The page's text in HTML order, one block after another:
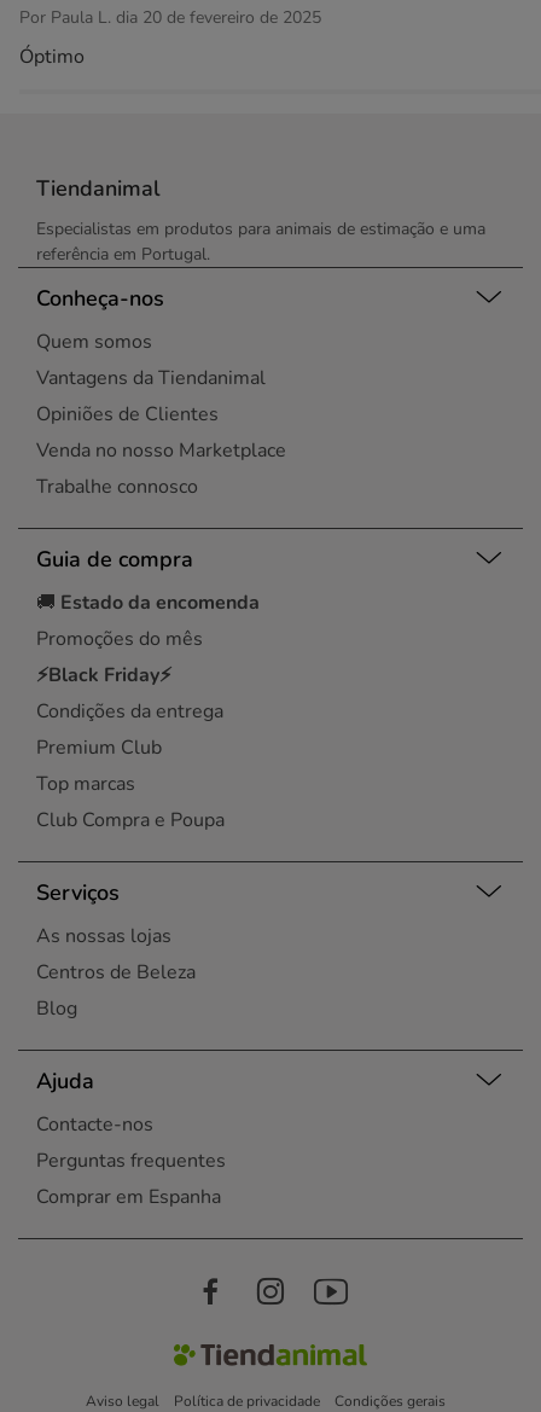
Por Paula L. dia 20 de fevereiro de 2025
Óptimo
Tiendanimal
Especialistas em produtos para animais de estimação e uma
referência em Portugal.
Conheça-nos
Quem somos
Vantagens da Tiendanimal
Opiniões de Clientes
Venda no nosso Marketplace
Trabalhe connosco
Guia de compra
🚚 Estado da encomenda
Promoções do mês
⚡Black Friday⚡
Condições da entrega
Premium Club
Top marcas
Club Compra e Poupa
Serviços
As nossas lojas
Centros de Beleza
Blog
Ajuda
Contacte-nos
Perguntas frequentes
Comprar em Espanha
Aviso legal Política de privacidade Condições gerais